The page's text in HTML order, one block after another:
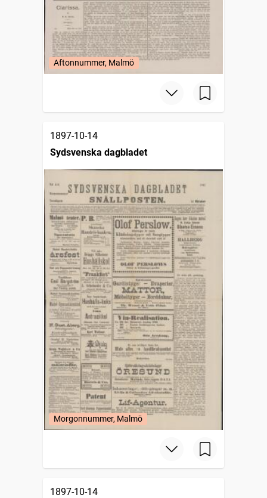
Aftonnummer, Malmö
1897-10-14
Sydsvenska dagbladet
Morgonnummer, Malmö
1897-10-14